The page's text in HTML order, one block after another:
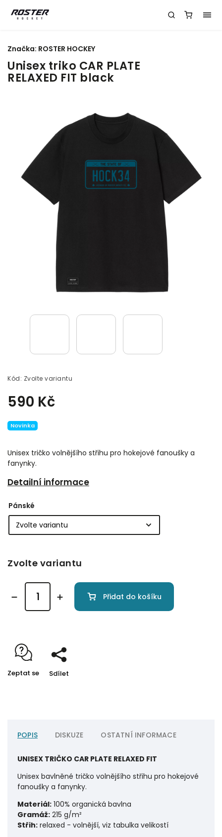
Unisex triko CAR PLATE
RELAXED FIT black
Kód: Zvolte variantu
590 Kč
Unisex tričko volnějšího střihu pro hokejové fanoušky a
fanynky.
Detailní informace
Novinka
Značka: ROSTER HOCKEY
Pánské
Zvolte variantu
Přidat do košíku
Zeptat se Sdílet
POPIS DISKUZE OSTATNÍ INFORMACE
UNISEX TRIČKO CAR PLATE RELAXED FIT
Unisex bavlněné tričko volnějšího střihu pro hokejové
fanoušky a fanynky.
Materiál: 100% organická bavlna
Gramáž: 215 g/m²
Střih: relaxed - volnější, viz tabulka velikostí